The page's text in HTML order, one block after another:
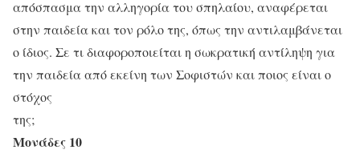
απόσπασμα την αλληγορία του σπηλαίου, αναφέρεται
στην παιδεία και τον ρόλο της, όπως την αντιλαμβάνεται
ο ίδιος. Σε τι διαφοροποιείται η σωκρατική αντίληψη για
την παιδεία από εκείνη των Σοφιστών και ποιος είναι ο
στόχος
της;
Μονάδες 10